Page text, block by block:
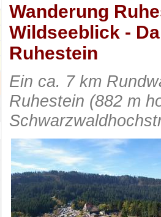
Wanderung
Wildseeblick -
Ruhestein
Ein ca. 7 km
Ruhestein (882 m